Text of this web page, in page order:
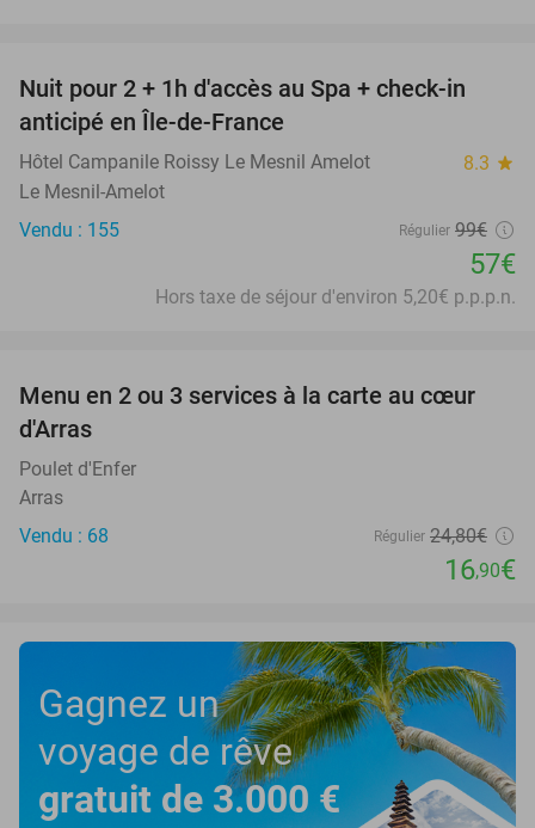
42%
Nuit pour 2 + 1h d'accès au Spa + check-in
anticipé en Île-de-France
Hôtel Campanile Roissy Le Mesnil Amelot 8.3 star
Le Mesnil-Amelot
Vendu : 155
Régulier 99€
57€
Hors taxe de séjour d'environ 5,20€ p.p.p.n.
32%
Menu en 2 ou 3 services à la carte au cœur
d'Arras
Poulet d'Enfer
Arras
Vendu : 68
Régulier 24,80€
16,90€
Gagnez un
voyage de rêve
gratuit de 3.000 €